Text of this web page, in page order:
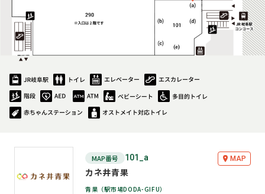
MAP
MAP番号 101_a
カネ井青果
青果（駅市場DODA-GIFU）